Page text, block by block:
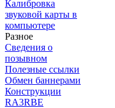
Калибровка
звуковой карты в
компьютере
Разное
Сведения о
позывном
Полезные ссылки
Обмен баннерами
Конструкции
RA3RBE